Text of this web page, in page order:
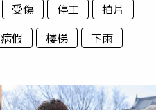
受傷 停工
拍片
病假 樓梯
下雨